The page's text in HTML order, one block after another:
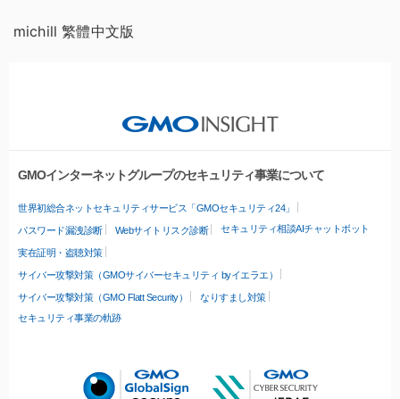
michill 繁體中文版
GMOインターネットグループのセキュリティ事業について
世界初総合ネットセキュリティサービス「GMOセキュリティ24」
パスワード漏洩診断 Webサイトリスク診断 セキュリティ相談AIチャットボット
実在証明・盗聴対策
サイバー攻撃対策（GMOサイバーセキュリティ byイエラエ）
サイバー攻撃対策（GMO Flatt Security）
なりすまし対策
セキュリティ事業の軌跡